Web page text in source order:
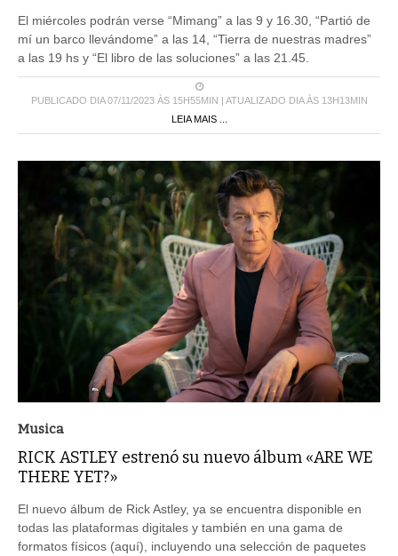
El miércoles podrán verse “Mimang” a las 9 y 16.30, “Partió de
mí un barco llevándome” a las 14, “Tierra de nuestras madres”
a las 19 hs y “El libro de las soluciones” a las 21.45.
PUBLICADO DIA 07/11/2023 ÀS 15H55MIN | ATUALIZADO DIA ÀS 13H13MIN
LEIA MAIS ...
Musica
RICK ASTLEY estrenó su nuevo álbum «ARE WE
THERE YET?»
El nuevo álbum de Rick Astley, ya se encuentra disponible en
todas las plataformas digitales y también en una gama de
formatos físicos (aquí), incluyendo una selección de paquetes